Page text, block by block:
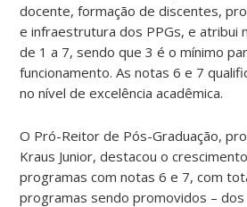
docente, formação de discentes,
e infraestrutura dos PPGs, e atribui
de 1 a 7, sendo que 3 é o mínimo
funcionamento. As notas 6 e 7
no nível de excelência acadêmica.
O Pró-Reitor de Pós-Graduação,
Kraus Junior, destacou o
programas com notas 6 e 7, com
programas sendo promovidos – dos